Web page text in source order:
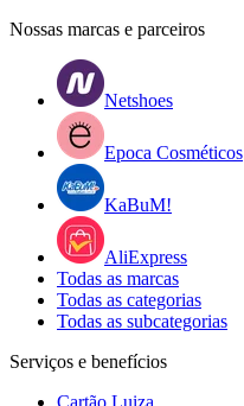
Nossas marcas e parceiros
Netshoes
Epoca Cosméticos
KaBuM!
AliExpress
Todas as marcas
Todas as categorias
Todas as subcategorias
Serviços e benefícios
Cartão Luiza